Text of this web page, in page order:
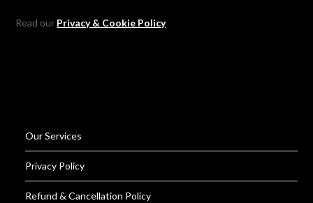
Read our Privacy & Cookie Policy
Our Services
Privacy Policy
Refund & Cancellation Policy